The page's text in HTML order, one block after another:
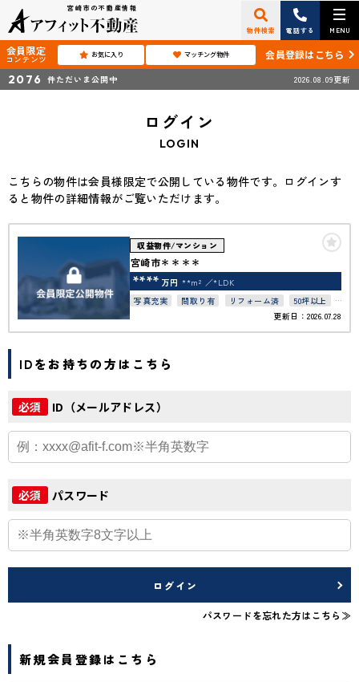
宮崎市の不動産情報
物件検索 電話する MENU
会員限定
コンテンツ お気に入り マッチング物件 会員登録はこちら
2076 件ただいま公開中 2026.08.09更新
ログイン
LOGIN
こちらの物件は会員様限定で公開している物件です。ログインす
ると物件の詳細情報がご覧いただけます。
収益物件/マンション
宮崎市＊＊＊＊
**** 万円 **m²
*LDK
写真充実
間取り有 リフォーム済
50坪以上
上下水道完備
更新日：2026.07.28
IDをお持ちの方はこちら
必須 ID（メールアドレス）
必須 パスワード
ログイン
パスワードを忘れた方はこちら≫
新規会員登録はこちら